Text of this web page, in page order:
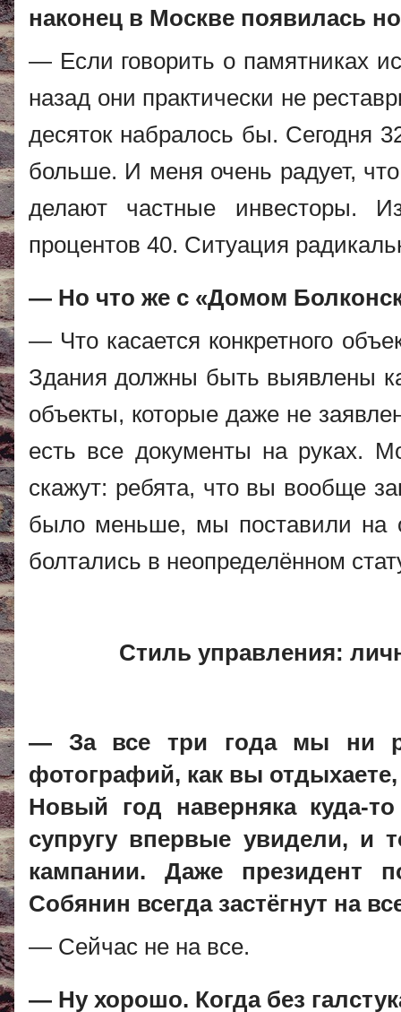
наконец в Москве появилась
— Если говорить о памятниках
назад они практически не
десяток набралось бы. Сегодня
больше. И меня очень радует,
делают частные инвесторы.
процентов 40. Ситуация
— Но что же с «Домом
— Что касается конкретного
Здания должны быть выявлены
объекты, которые даже не
есть все документы на руках.
скажут: ребята, что вы вообще
было меньше, мы поставили на
болтались в неопределённом
Стиль управления:
— За все три года мы ни
фотографий, как вы
Новый год наверняка куда-
супругу впервые увидели, и
кампании. Даже президент
Собянин всегда застёгнут на
— Сейчас не на все.
— Ну хорошо. Когда без